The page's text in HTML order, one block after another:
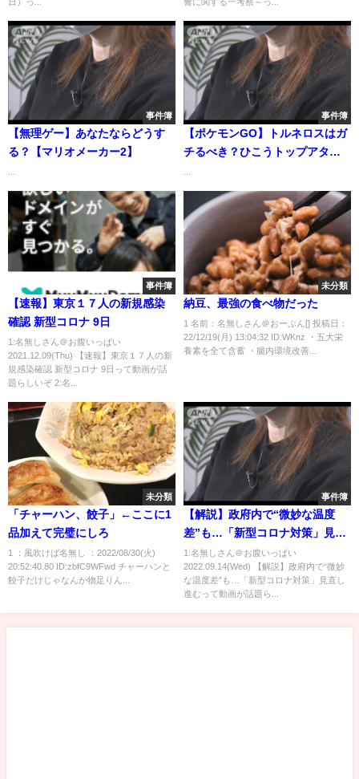
事件簿
【無理ゲー】あなたならどうす
る？【マリオメーカー2】
事件簿
【ポケモンGO】トルネロスはガ
チるべき？ひこうトップアタッ
ルッグのリワードを確定する方
法。【フカマル・スポットライ
トアワー】
事件簿
【速報】東京１７人の新規感染
確認 新型コロナ 9日
1:名無しさん＠お腹いっぱい
2021.12.09(Thu) 【速報】東京１７人の新
規感染確認 新型コロナ 9日って動画が話
題らしいぞ 2:名...
未分類
納豆、最強の食べ物だった
1 名前：名無しさん＠おーぷん[] 投稿日：
22/12/19(月) 13:04:32 ID:WKnz ・五大栄
養素を全て含蓄 ・腸内環境改善...
未分類
「チャーハン、餃子」←ここに1
品加えて完璧にしろ
1 ：風吹けば名無し ：2022/08/30(火)
20:52:40.80 ID:zbfC9WFwd チャーハンと
餃子だけじゃなんか物足りん...
事件簿
【解説】政府内で“微妙な温度
差”も…「新型コロナ対策」見直
し進む
1:名無しさん＠お腹いっぱい
2022.09.14(Wed) 【解説】政府内で“微妙
な温度差”も…「新型コロナ対策」見直し
進むって動画が話題ら...